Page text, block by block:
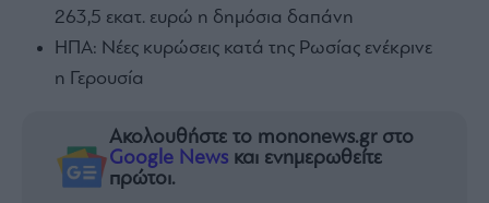
263,5 εκατ. ευρώ η δημόσια δαπάνη
ΗΠΑ: Νέες κυρώσεις κατά της Ρωσίας ενέκρινε
η Γερουσία
Ακολουθήστε το mononews.gr στο
Google News και ενημερωθείτε
πρώτοι.